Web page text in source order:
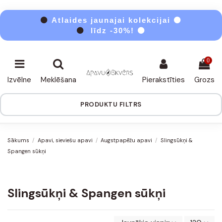
⚫ Atlaides jaunajai kolekcijai ⚫
⚫
līdz -30%! ⚫
Izvēlne Meklēšana Pierakstīties
0
Grozs
PRODUKTU FILTRS
Sākums Apavi, sieviešu apavi Augstpapēžu apavi
Slingsūkņi &
Spangen sūkņi
Slingsūkņi & Spangen sūkņi